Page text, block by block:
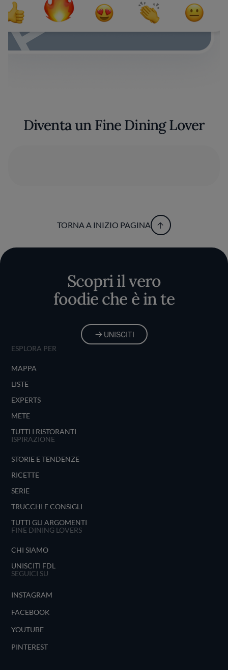
Diventa un Fine Dining Lover
TORNA A INIZIO PAGINA
Scopri il vero
foodie che è in te
UNISCITI
ESPLORA PER
MAPPA
LISTE
EXPERTS
METE
TUTTI I RISTORANTI
ISPIRAZIONE
STORIE E TENDENZE
RICETTE
SERIE
TRUCCHI E CONSIGLI
TUTTI GLI ARGOMENTI
FINE DINING LOVERS
CHI SIAMO
UNISCITI FDL
SEGUICI SU
INSTAGRAM
FACEBOOK
YOUTUBE
PINTEREST